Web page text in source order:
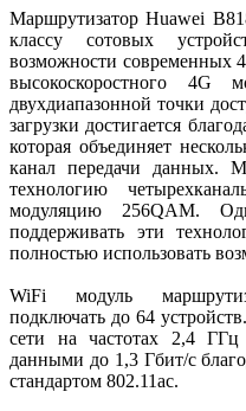
Маршрутизатор Huawei
классу сотовых
возможности современных
высокоскоростного 4G
двухдиапазонной точки
загрузки достигается
которая объединяет
канал передачи данных.
технологию
модуляцию 256QAM.
поддерживать эти
полностью использовать
WiFi модуль
подключать до 64
сети на частотах 2,4
данными до 1,3 Гбит/с
стандартом 802.11ac.